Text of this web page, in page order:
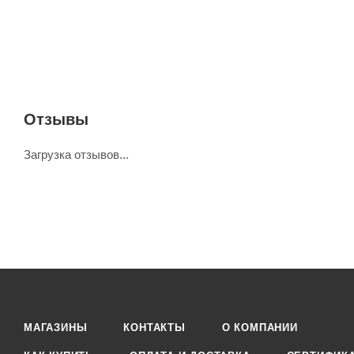
Отзывы
Загрузка отзывов...
МАГАЗИНЫ КОНТАКТЫ О КОМПАНИИ